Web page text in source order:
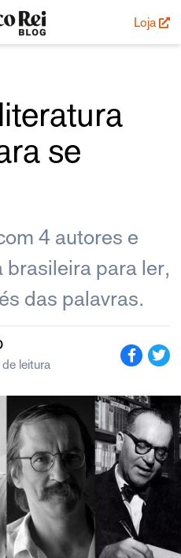
Loja
se
4 autores e
para ler,
das palavras.
leitura